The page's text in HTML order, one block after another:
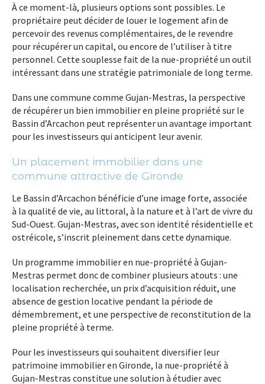
À ce moment-là, plusieurs options sont possibles. Le
propriétaire peut décider de louer le logement afin de
percevoir des revenus complémentaires, de le revendre
pour récupérer un capital, ou encore de l’utiliser à titre
personnel. Cette souplesse fait de la nue-propriété un outil
intéressant dans une stratégie patrimoniale de long terme.
Dans une commune comme Gujan-Mestras, la perspective
de récupérer un bien immobilier en pleine propriété sur le
Bassin d’Arcachon peut représenter un avantage important
pour les investisseurs qui anticipent leur avenir.
Un placement immobilier dans une
commune attractive de Gironde
Le Bassin d’Arcachon bénéficie d’une image forte, associée
à la qualité de vie, au littoral, à la nature et à l’art de vivre du
Sud-Ouest. Gujan-Mestras, avec son identité résidentielle et
ostréicole, s’inscrit pleinement dans cette dynamique.
Un programme immobilier en nue-propriété à Gujan-
Mestras permet donc de combiner plusieurs atouts : une
localisation recherchée, un prix d’acquisition réduit, une
absence de gestion locative pendant la période de
démembrement, et une perspective de reconstitution de la
pleine propriété à terme.
Pour les investisseurs qui souhaitent diversifier leur
patrimoine immobilier en Gironde, la nue-propriété à
Gujan-Mestras constitue une solution à étudier avec